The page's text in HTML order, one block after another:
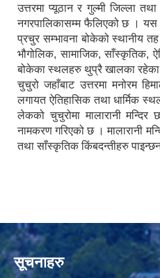
उत्तरमा प्यूठान र गुल्मी जिल्ला
नगरपालिकासम्म फैलिएको छ । यस
प्रचुर सम्भावना बोकेको स्थानीय
भौगोलिक, सामाजिक, साँस्कृतिक,
बोकेका स्थलहरु थुप्रै खालका
चुचुरो जहाँबाट उत्तरमा मनोरम
लगायत ऐतिहासिक तथा धार्मिक
लेकको चुचुरोमा मालारानी
नामकरण गरिएको छ । मालारानी
तथा साँस्कृतिक किंबदन्तीहरु
सूचनाहरु